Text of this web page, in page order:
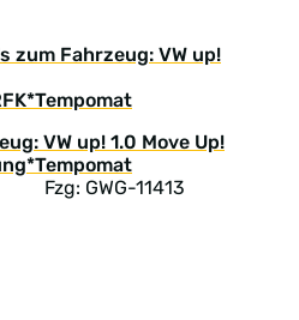
zum Fahrzeug: VW up!
Fzg: GWG-11413